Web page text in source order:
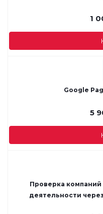
1
Google
5
Проверка компаний
деятельности